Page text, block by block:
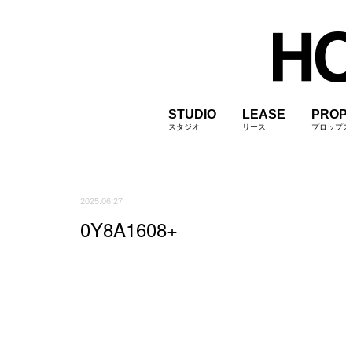
STUDIO
スタジオ
LEASE
リース プロップ
2025.06.27
0Y8A1608+